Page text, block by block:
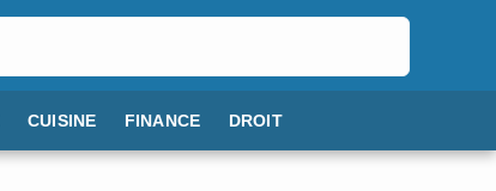
CUISINE FINANCE DROIT